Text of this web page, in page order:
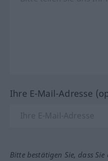
Ihre E-Mail-Adresse
Bitte bestätigen Sie, dass